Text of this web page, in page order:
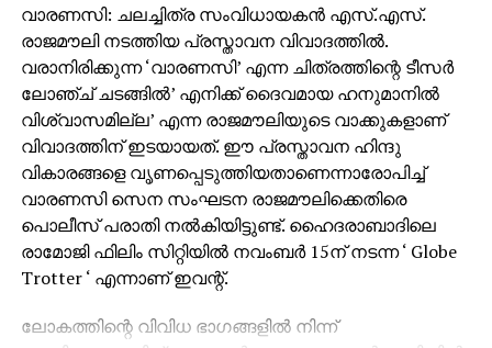
വാരണസി: ചലച്ചിത്ര സംവിധായകന്‍ എസ്.എസ്.
രാജമൗലി നടത്തിയ പ്രസ്താവന വിവാദത്തില്‍.
വരാനിരിക്കുന്ന ‘വാരണസി’ എന്ന ചിത്രത്തിന്റെ ടീസര്‍
ലോഞ്ച് ചടങ്ങില്‍’ എനിക്ക് ദൈവമായ ഹനുമാനില്‍
വിശ്വാസമില്ല’ എന്ന രാജമൗലിയുടെ വാക്കുകളാണ്
വിവാദത്തിന് ഇടയായത്. ഈ പ്രസ്താവന ഹിന്ദു
വികാരങ്ങളെ വൃണപ്പെടുത്തിയതാണെന്നാരോപിച്ച്
വാരണസി സെന സംഘടന രാജമൗലിക്കെതിരെ
പൊലീസ് പരാതി നല്‍കിയിട്ടുണ്ട്. ഹൈദരാബാദിലെ
രാമോജി ഫിലിം സിറ്റിയില്‍ നവംബര്‍ 15ന് നടന്ന ‘ Globe
Trotter ‘ എന്നാണ് ഇവന്റ്.
ലോകത്തിന്റെ വിവിധ ഭാഗങ്ങളില്‍ നിന്ന്